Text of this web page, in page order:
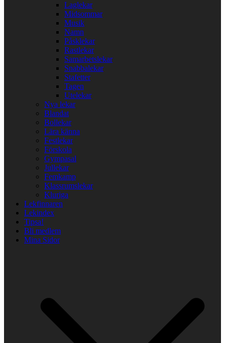
Laglekar
Midsommar
Musik
Namn
Påsklekar
Rastlekar
Samarbetslekar
Snabbalekar
Stafetter
Tagen
Utelekar
Nya lekar
Blandat
Bollekar
Lära känna
Festlekar
Förskola
Gympasal
Jullekar
Femkamp
Klassrumslekar
Kluriga
Lekfinnaren
Lekindex
Tipsa!
Bli medlem
Mina Sidor